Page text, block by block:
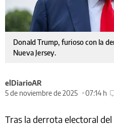
Donald Trump, furioso con la
Nueva Jersey.
elDiarioAR
5 de noviembre de 2025
07:14 h
Tras la derrota electoral